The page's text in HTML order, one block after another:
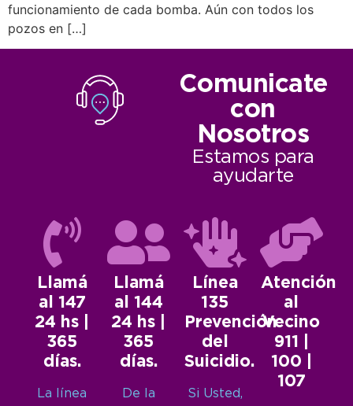
funcionamiento de cada bomba. Aún con todos los
pozos en […]
Comunicate
con
Nosotros
Estamos para
ayudarte
Llamá
al 147
24 hs |
365
días.
La línea
Llamá
al 144
24 hs |
365
días.
De la
Línea
135
Prevención
del
Suicidio.
Si Usted,
Atención
al
Vecino
911 |
100 |
107